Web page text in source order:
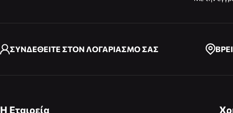
ΣΥΝΔΕΘΕΙΤΕ ΣΤΟΝ ΛΟΓΑΡΙΑΣΜΟ ΣΑΣ
Η Εταιρεία